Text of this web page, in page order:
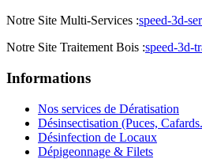
Notre Site Multi-Services :speed-3d-
Notre Site Traitement Bois :speed-3d-
Informations
Nos services de Dératisation
Désinsectisation (Puces,
Désinfection de Locaux
Dépigeonnage & Filets